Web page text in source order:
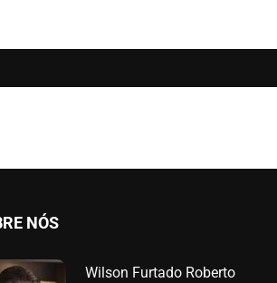
NÓS
Wilson Furtado Roberto